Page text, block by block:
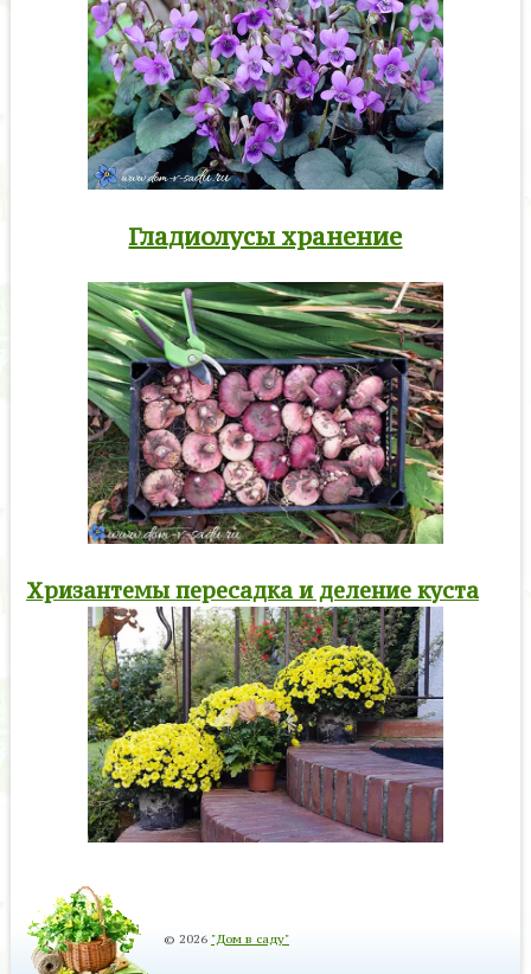
Гладиолусы хранение
Хризантемы пересадка и деление куста
© 2026 "Дом в саду"